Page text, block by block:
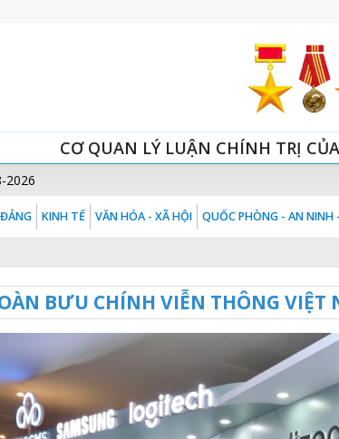
CƠ QUAN LÝ LUẬN CHÍNH TRỊ
2026
KINH TẾ VĂN HÓA - XÃ HỘI QUỐC PHÒNG - AN NINH
BƯU CHÍNH VIỄN THÔNG VIỆT